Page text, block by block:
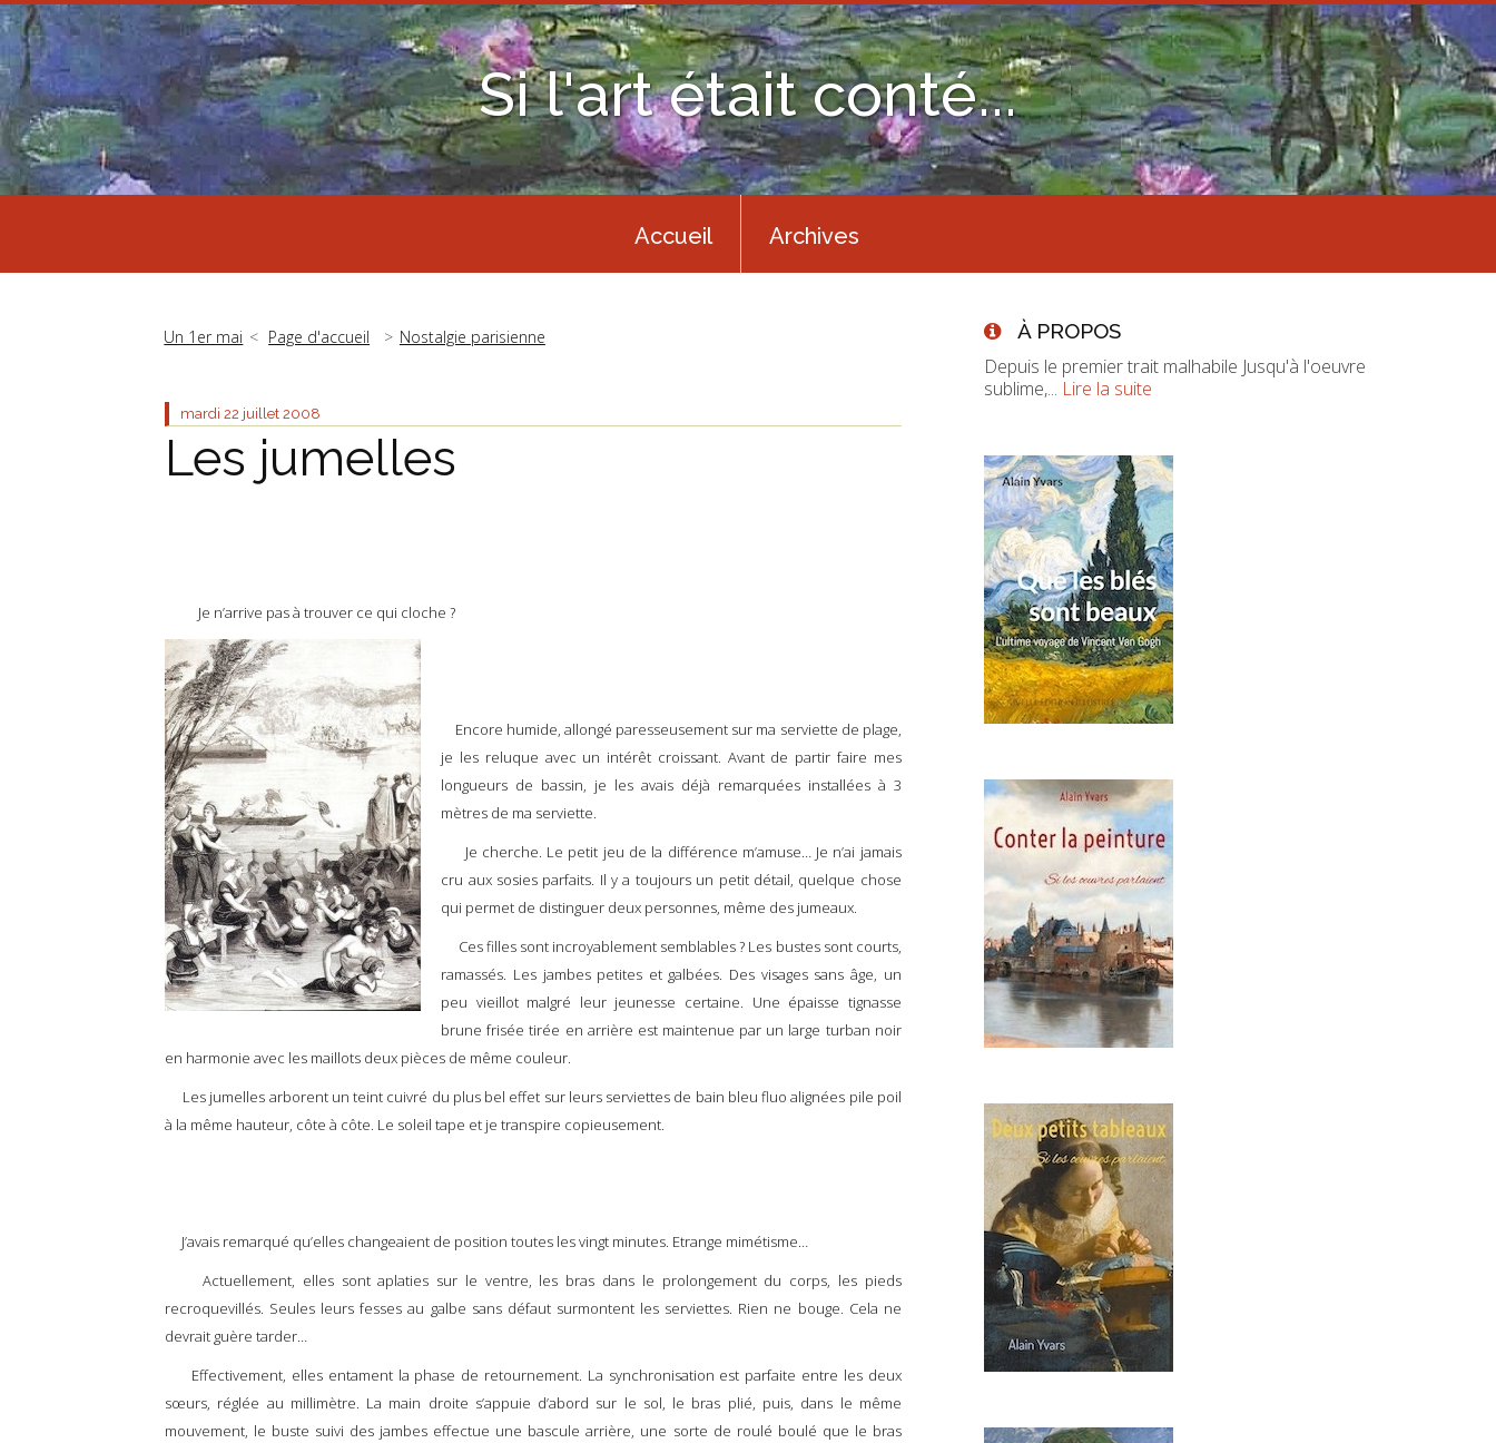
Si l'art était conté...
Accueil Archives
Un 1er mai Page d'accueil Nostalgie parisienne
mardi 22 juillet 2008
Les jumelles
Je n’arrive pas à trouver ce qui cloche ?
Encore humide, allongé paresseusement sur ma serviette de plage,
je les reluque avec un intérêt croissant. Avant de partir faire mes
longueurs de bassin, je les avais déjà remarquées installées à 3
mètres de ma serviette.
Je cherche. Le petit jeu de la différence m’amuse… Je n’ai jamais
cru aux sosies parfaits. Il y a toujours un petit détail, quelque chose
qui permet de distinguer deux personnes, même des jumeaux.
Ces filles sont incroyablement semblables ? Les bustes sont courts,
ramassés. Les jambes petites et galbées. Des visages sans âge, un
peu vieillot malgré leur jeunesse certaine. Une épaisse tignasse
brune frisée tirée en arrière est maintenue par un large turban noir
en harmonie avec les maillots deux pièces de même couleur.
Les jumelles arborent un teint cuivré du plus bel effet sur leurs serviettes de bain bleu fluo alignées pile poil
à la même hauteur, côte à côte. Le soleil tape et je transpire copieusement.
J’avais remarqué qu’elles changeaient de position toutes les vingt minutes. Etrange mimétisme…
Actuellement, elles sont aplaties sur le ventre, les bras dans le prolongement du corps, les pieds
recroquevillés. Seules leurs fesses au galbe sans défaut surmontent les serviettes. Rien ne bouge. Cela ne
devrait guère tarder…
Effectivement, elles entament la phase de retournement. La synchronisation est parfaite entre les deux
sœurs, réglée au millimètre. La main droite s’appuie d’abord sur le sol, le bras plié, puis, dans le même
mouvement, le buste suivi des jambes effectue une bascule arrière, une sorte de roulé boulé que le bras
À PROPOS
Depuis le premier trait malhabile Jusqu'à l'oeuvre
sublime,... Lire la suite